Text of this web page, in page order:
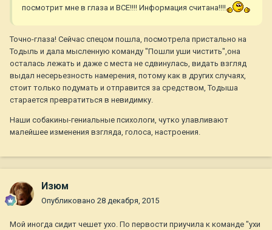
посмотрит мне в глаза и ВСЕ!!!! Информация считана!!!!
Точно-глаза! Сейчас спецом пошла, посмотрела пристально на
Тодыль и дала мысленную команду "Пошли уши чистить",она
осталась лежать и даже с места не сдвинулась, видать взгляд
выдал несерьезность намерения, потому как в других случаях,
стоит только подумать и отправится за средством, Тодыша
старается превратиться в невидимку.
Наши собакины-гениальные психологи, чутко улавливают
малейшее изменения взгляда, голоса, настроения.
Изюм
Опубликовано 28 декабря, 2015
Мой иногда сидит чешет ухо. По первости приучила к команде "ухи